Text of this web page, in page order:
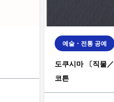
예술・전통 공예
도쿠시마 〔직물
코튼